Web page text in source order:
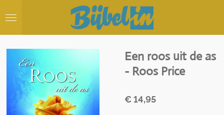
direct
hoofdinhoud
Een roos uit de as
- Roos Price
€ 14,95